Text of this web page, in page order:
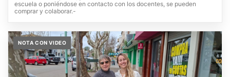
escuela o poniéndose en contacto con los docentes, se pueden
comprar y colaborar.-
NOTA CON VIDEO